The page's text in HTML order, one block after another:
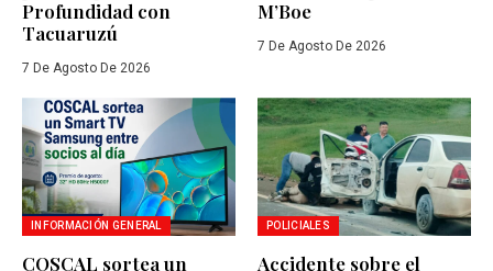
Profundidad con
Tacuaruzú
7 De Agosto De 2026
M’Boe
7 De Agosto De 2026
INFORMACIÓN GENERAL
COSCAL sortea un
POLICIALES
Accidente sobre el